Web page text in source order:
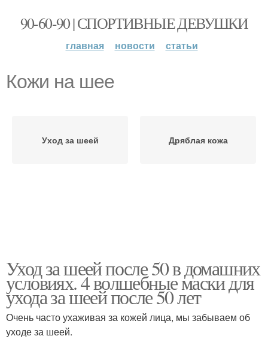
90-60-90 | СПОРТИВНЫЕ ДЕВУШКИ
главная новости статьи
Кожи на шее
Уход за шеей Дряблая кожа
Уход за шеей после 50 в домашних
условиях. 4 волшебные маски для
ухода за шеей после 50 лет
Очень часто ухаживая за кожей лица, мы забываем об
уходе за шеей.